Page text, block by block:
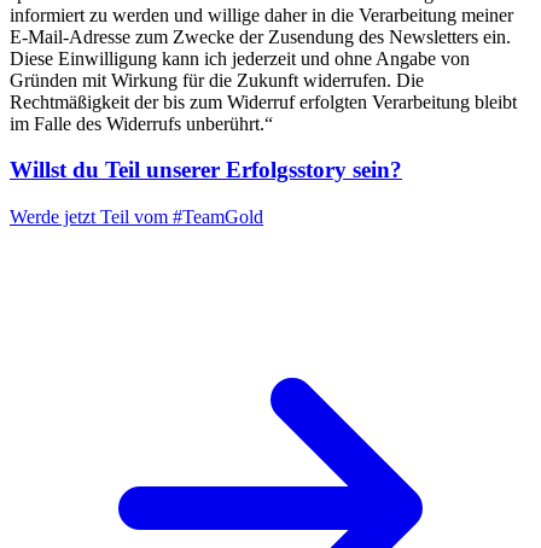
informiert zu werden und willige daher in die Verarbeitung meiner
E-Mail-Adresse zum Zwecke der Zusendung des Newsletters ein.
Diese Einwilligung kann ich jederzeit und ohne Angabe von
Gründen mit Wirkung für die Zukunft widerrufen. Die
Rechtmäßigkeit der bis zum Widerruf erfolgten Verarbeitung bleibt
im Falle des Widerrufs unberührt.“
Willst du Teil unserer Erfolgsstory sein?
Werde jetzt Teil vom #TeamGold